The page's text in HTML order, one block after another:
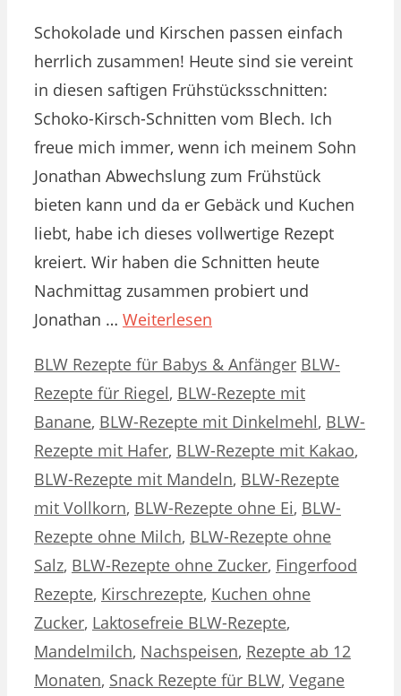
Schokolade und Kirschen passen einfach
herrlich zusammen! Heute sind sie vereint
in diesen saftigen Frühstücksschnitten:
Schoko-Kirsch-Schnitten vom Blech. Ich
freue mich immer, wenn ich meinem Sohn
Jonathan Abwechslung zum Frühstück
bieten kann und da er Gebäck und Kuchen
liebt, habe ich dieses vollwertige Rezept
kreiert. Wir haben die Schnitten heute
Nachmittag zusammen probiert und
Jonathan … Weiterlesen
Kategorien
BLW Rezepte für Babys & Anfänger Schlagwörter
BLW-
Rezepte für Riegel, BLW-Rezepte mit
Banane, BLW-Rezepte mit Dinkelmehl, BLW-
Rezepte mit Hafer, BLW-Rezepte mit Kakao,
BLW-Rezepte mit Mandeln, BLW-Rezepte
mit Vollkorn, BLW-Rezepte ohne Ei, BLW-
Rezepte ohne Milch, BLW-Rezepte ohne
Salz, BLW-Rezepte ohne Zucker, Fingerfood
Rezepte, Kirschrezepte, Kuchen ohne
Zucker, Laktosefreie BLW-Rezepte,
Mandelmilch, Nachspeisen, Rezepte ab 12
Monaten, Snack Rezepte für BLW, Vegane